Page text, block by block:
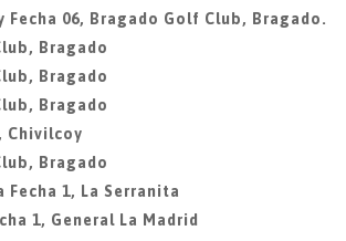
Fecha 06, Bragado Golf Club, Bragado.
Bragado
Bragado
Bragado
Chivilcoy
Bragado
1, La Serranita
1, General La Madrid